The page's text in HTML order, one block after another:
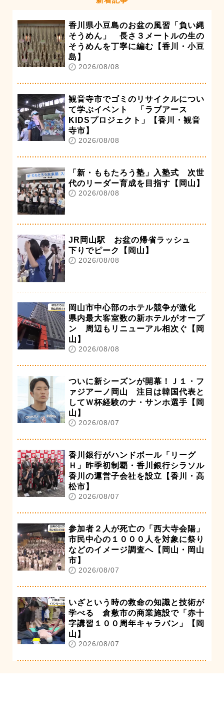
香川県小豆島のお盆の風習「負い縄
そうめん」 長さ３メートルの生の
そうめんを丁寧に編む【香川・小豆
島】
2026/08/08
観音寺市でゴミのリサイクルについ
て学ぶイベント 「ラブアース
KIDSプロジェクト」【香川・観音
寺市】
2026/08/08
「新・ももたろう塾」入塾式 次世
代のリーダー育成を目指す【岡山】
2026/08/08
JR岡山駅 お盆の帰省ラッシュ
下りでピーク【岡山】
2026/08/08
岡山市中心部のホテル競争が激化
県内最大客室数の新ホテルがオープ
ン 周辺もリニューアル相次ぐ【岡
山】
2026/08/08
ついに新シーズンが開幕！Ｊ１・フ
ァジアーノ岡山 注目は韓国代表と
してＷ杯経験のナ・サンホ選手【岡
山】
2026/08/07
香川銀行がハンドボール「リーグ
Ｈ」昨季初制覇・香川銀行シラソル
香川の運営子会社を設立【香川・高
松市】
2026/08/07
参加者２人が死亡の「西大寺会陽」
市民中心の１０００人を対象に祭り
などのイメージ調査へ【岡山・岡山
市】
2026/08/07
いざという時の救命の知識と技術が
学べる 倉敷市の商業施設で「赤十
字講習１００周年キャラバン」【岡
山】
2026/08/07